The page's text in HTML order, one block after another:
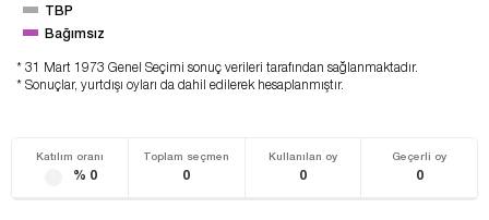
TBP
Bağımsız
* 31 Mart 1973 Genel Seçimi sonuç verileri tarafından sağlanmaktadır.
* Sonuçlar, yurtdışı oyları da dahil edilerek hesaplanmıştır.
Katılım oranı
% 0
Toplam seçmen
0
Kullanılan oy
0
Geçerli oy
0